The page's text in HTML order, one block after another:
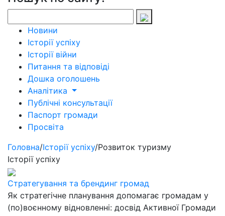
Новини
Історії успіху
Історії війни
Питання та відповіді
Дошка оголошень
Аналітика
Публічні консультації
Паспорт громади
Просвіта
Головна/Історії успіху/Розвиток туризму
Історії успіху
Стратегування та брендинг громад
Як стратегічне планування допомагає громадам у
(по)воєнному відновленні: досвід Активної Громади